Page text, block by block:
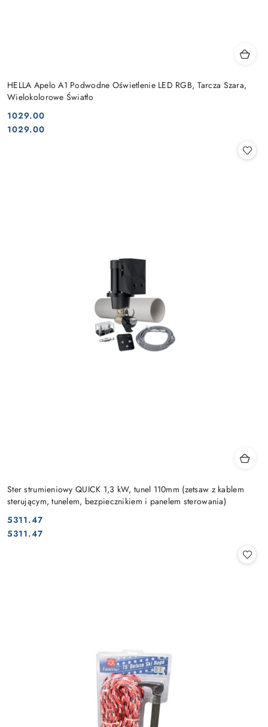
HELLA Apelo A1 Podwodne Oświetlenie LED RGB, Tarcza Szara,
Wielokolorowe Światło
Cena:
1029.00
Cena:
1029.00
Ster strumieniowy QUICK 1,3 kW, tunel 110mm (zetsaw z kablem
sterującym, tunelem, bezpiecznikiem i panelem sterowania)
Cena:
5311.47
Cena:
5311.47